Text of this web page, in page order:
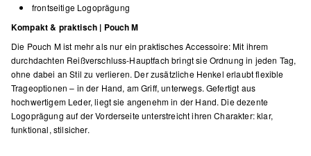
frontseitige Logoprägung
Kompakt & praktisch | Pouch M
Die Pouch M ist mehr als nur ein praktisches Accessoire: Mit ihrem
durchdachten Reißverschluss-Hauptfach bringt sie Ordnung in jeden Tag,
ohne dabei an Stil zu verlieren. Der zusätzliche Henkel erlaubt flexible
Trageoptionen – in der Hand, am Griff, unterwegs. Gefertigt aus
hochwertigem Leder, liegt sie angenehm in der Hand. Die dezente
Logoprägung auf der Vorderseite unterstreicht ihren Charakter: klar,
funktional, stilsicher.